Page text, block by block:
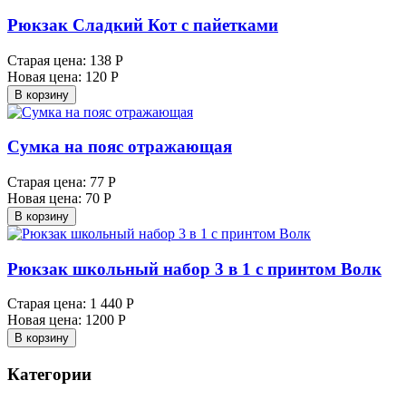
Рюкзак Сладкий Кот с пайетками
Старая цена: 138 Р
Новая цена: 120 Р
В корзину
Сумка на пояс отражающая
Старая цена: 77 Р
Новая цена: 70 Р
В корзину
Рюкзак школьный набор 3 в 1 с принтом Волк
Старая цена: 1 440 Р
Новая цена: 1200 Р
В корзину
Категории